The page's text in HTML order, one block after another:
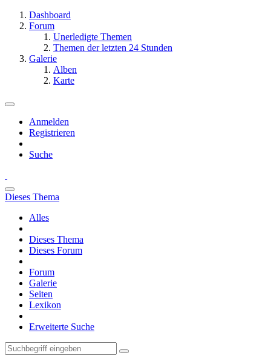
Dashboard
Forum
Unerledigte Themen
Themen der letzten 24 Stunden
Galerie
Alben
Karte
Anmelden
Registrieren
Suche
Dieses Thema
Alles
Dieses Thema
Dieses Forum
Forum
Galerie
Seiten
Lexikon
Erweiterte Suche